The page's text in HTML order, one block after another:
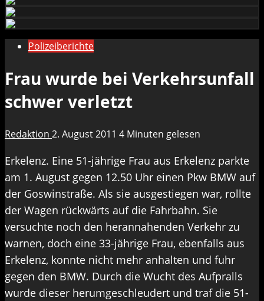
Polizeiberichte
Frau wurde bei Verkehrsunfall
schwer verletzt
Redaktion 2. August 2011 4 Minuten gelesen
Erkelenz. Eine 51-jährige Frau aus Erkelenz parkte
am 1. August gegen 12.50 Uhr einen Pkw BMW auf
der Goswinstraße. Als sie ausgestiegen war, rollte
der Wagen rückwärts auf die Fahrbahn. Sie
versuchte noch den herannahenden Verkehr zu
warnen, doch eine 33-jährige Frau, ebenfalls aus
Erkelenz, konnte nicht mehr anhalten und fuhr
gegen den BMW. Durch die Wucht des Aufpralls
wurde dieser herumgeschleudert und traf die 51-